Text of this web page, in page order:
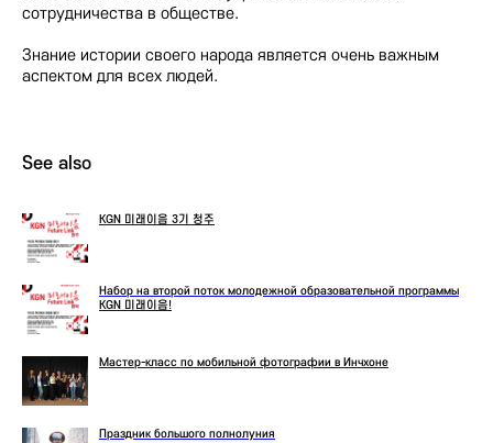
сотрудничества в обществе.
Знание истории своего народа является очень важным
аспектом для всех людей.
See also
KGN 미래이음 3기 청주
Набор на второй поток молодежной образовательной программы
KGN 미래이음!
Мастер-класс по мобильной фотографии в Инчхоне
Праздник большого полнолуния